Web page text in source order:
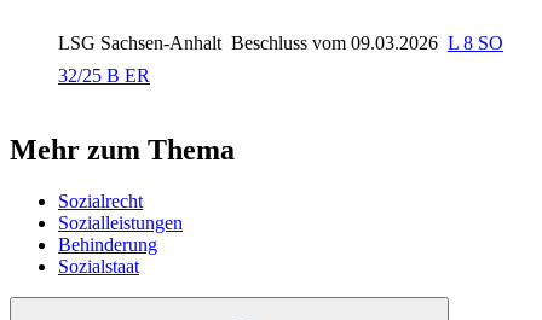
LSG Sachsen-Anhalt Beschluss vom 09.03.2026 L 8 SO
32/25 B ER
Mehr zum Thema
Sozialrecht
Sozialleistungen
Behinderung
Sozialstaat